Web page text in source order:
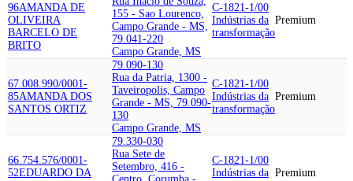
96AMANDA DE
OLIVEIRA
BARCELO DE
BRITO
155 - Sao Lourenco,
Campo Grande - MS,
79.041-220
Campo Grande, MS
C-1821-1/00
Indústrias da
transformação
Premium
67.008.990/0001-
85AMANDA DOS
SANTOS ORTIZ
79.090-130
Rua da Patria, 1300 -
Taveiropolis, Campo
Grande - MS, 79.090-
130
Campo Grande, MS
C-1821-1/00
Indústrias da
transformação
Premium
66.754.576/0001-
52EDUARDO DA
79.330-030
Rua Sete de
Setembro, 416 -
C-1821-1/00
Indústrias da Premium